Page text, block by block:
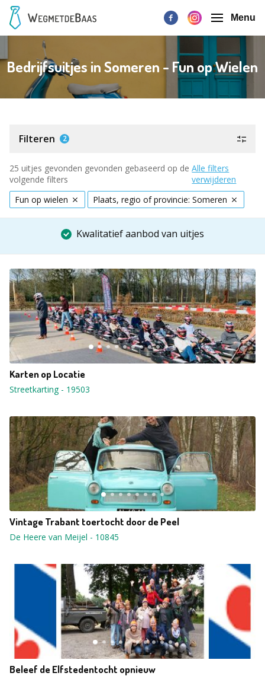
Menu
Bedrijfsuitjes in Someren - Fun op Wielen
Filteren 2
25 uitjes gevonden gevonden gebaseerd op de
volgende filters
Alle filters
verwijderen
Fun op wielen
Plaats, regio of provincie: Someren
Kwalitatief aanbod van uitjes
Karten op Locatie
Streetkarting- 19503
Vintage Trabant toertocht door de Peel
De Heere van Meijel - 10845
Beleef de Elfstedentocht opnieuw